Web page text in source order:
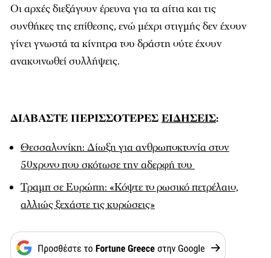
Οι αρχές διεξάγουν έρευνα για τα αίτια και τις
συνθήκες της επίθεσης, ενώ μέχρι στιγμής δεν έχουν
γίνει γνωστά τα κίνητρα του δράστη ούτε έχουν
ανακοινωθεί συλλήψεις.
ΔΙΑΒΑΣΤΕ ΠΕΡΙΣΣΟΤΕΡΕΣ ΕΙΔΗΣΕΙΣ:
Θεσσαλονίκη: Δίωξη για ανθρωποκτονία στον
50χρονο που σκότωσε την αδερφή του
Τραμπ σε Ευρώπη: «Κόψτε το ρωσικό πετρέλαιο,
αλλιώς ξεχάστε τις κυρώσεις»